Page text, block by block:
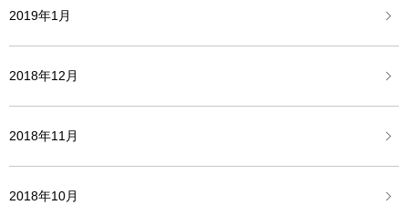
2019年1月
2018年12月
2018年11月
2018年10月